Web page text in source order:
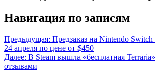
Навигация по записям
Предыдущая: Предзаказ на Nintendo
24 апреля по цене от $450
Далее: В Steam вышла «бесплатная
отзывами